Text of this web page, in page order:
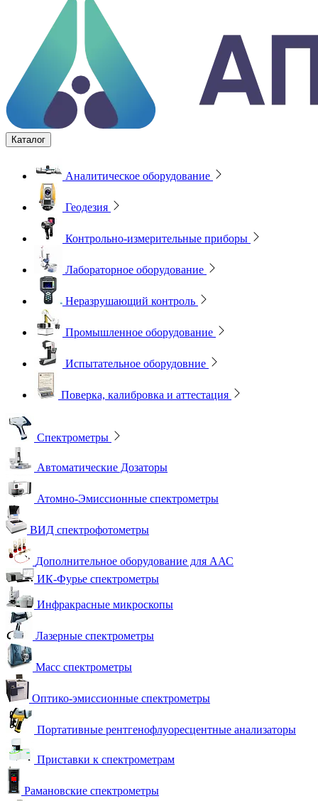
Каталог
Аналитическое оборудование
Геодезия
Контрольно-измерительные приборы
Лабораторное оборудование
Неразрушающий контроль
Промышленное оборудование
Испытательное оборудовние
Поверка, калибровка и аттестация
Спектрометры
Автоматические Дозаторы
Атомно-Эмиссионные спектрометры
ВИД спектрофотометры
Дополнительное оборудование для ААС
ИК-Фурье спектрометры
Инфракрасные микроскопы
Лазерные спектрометры
Масс спектрометры
Оптико-эмиссионные спектрометры
Портативные рентгенофлуоресцентные анализаторы
Приставки к спектрометрам
Рамановские спектрометры